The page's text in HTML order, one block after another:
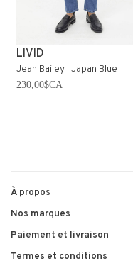
LIVID
Jean Bailey . Japan Blue
230,00$CA
À propos
Nos marques
Paiement et livraison
Termes et conditions